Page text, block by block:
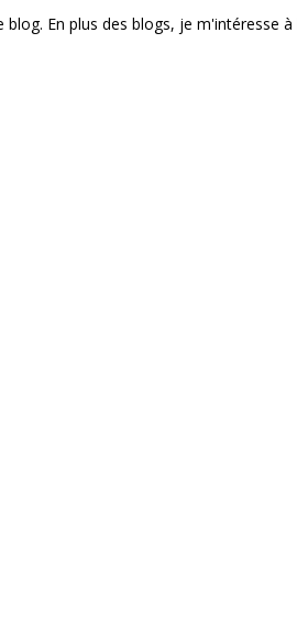
En plus des blogs, je m'intéresse